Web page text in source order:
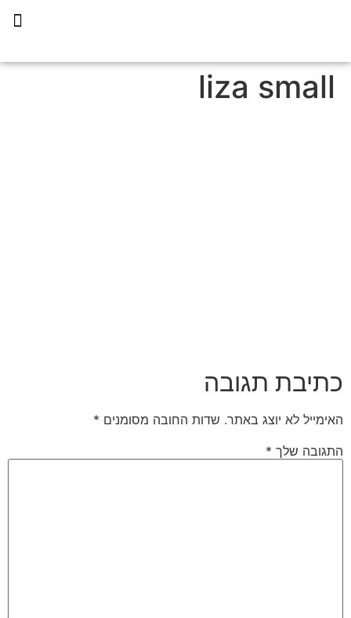
liza small
כתיבת תגובה
האימייל לא יוצג באתר. שדות החובה מסומנים *
התגובה שלך *